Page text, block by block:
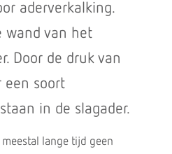
aderverkalking.
wand van het
Door de druk van
een soort
in de slagader.
lange tijd geen